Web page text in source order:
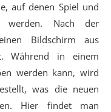
auf denen Spiel und
werden. Nach der
Bildschirm aus
Während in einem
werden kann, wird
was die neuen
Hier findet man